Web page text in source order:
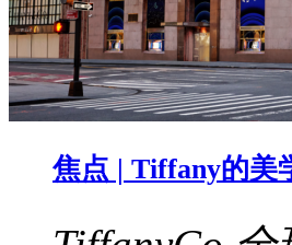
焦点 | Tiffany的美